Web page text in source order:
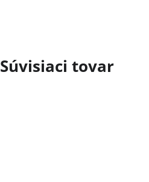
Súvisiaci tovar